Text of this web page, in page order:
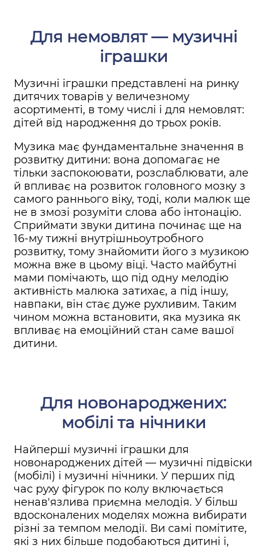
Для немовлят — музичні
іграшки
Музичні іграшки представлені на ринку
дитячих товарів у величезному
асортименті, в тому числі і для немовлят:
дітей від народження до трьох років.
Музика має фундаментальне значення в
розвитку дитини: вона допомагає не
тільки заспокоювати, розслаблювати, але
й впливає на розвиток головного мозку з
самого раннього віку, тоді, коли малюк ще
не в змозі розуміти слова або інтонацію.
Сприймати звуки дитина починає ще на
16-му тижні внутрішньоутробного
розвитку, тому знайомити його з музикою
можна вже в цьому віці. Часто майбутні
мами помічають, що під одну мелодію
активність малюка затихає, а під іншу,
навпаки, він стає дуже рухливим. Таким
чином можна встановити, яка музика як
впливає на емоційний стан саме вашої
дитини.
Для новонароджених:
мобілі та нічники
Найперші музичні іграшки для
новонароджених дітей — музичні підвіски
(мобілі) і музичні нічники. У перших під
час руху фігурок по колу включається
ненав'язлива приємна мелодія. У більш
вдосконалених моделях можна вибирати
різні за темпом мелодії. Ви самі помітите,
які з них більше подобаються дитині і,